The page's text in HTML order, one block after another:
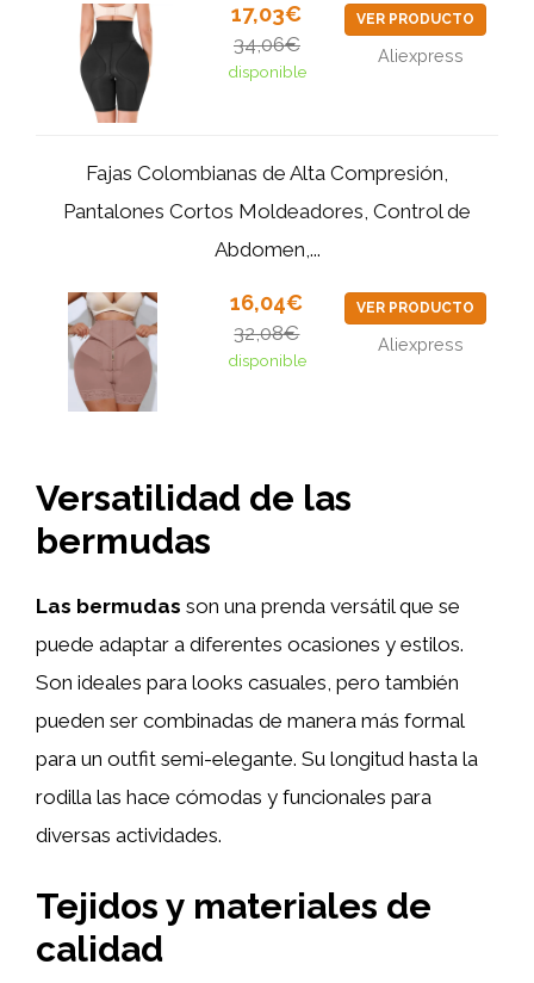
17,03€
34,06€
disponible
VER PRODUCTO
Aliexpress
Fajas Colombianas de Alta Compresión,
Pantalones Cortos Moldeadores, Control de
Abdomen,...
16,04€
32,08€
disponible
VER PRODUCTO
Aliexpress
Versatilidad de las
bermudas
Las bermudas son una prenda versátil que se
puede adaptar a diferentes ocasiones y estilos.
Son ideales para looks casuales, pero también
pueden ser combinadas de manera más formal
para un outfit semi-elegante. Su longitud hasta la
rodilla las hace cómodas y funcionales para
diversas actividades.
Tejidos y materiales de
calidad